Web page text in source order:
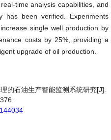
time analysis capabilities, and
has been verified. Experiments
single well production by
costs by 25%, providing a
upgrade of oil production.
的石油生产智能监测系统研究[J].